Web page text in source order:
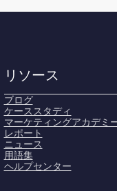
リソース
ブログ
ケーススタディ
マーケティングアカデミ
レポート
ニュース
用語集
ヘルプセンター